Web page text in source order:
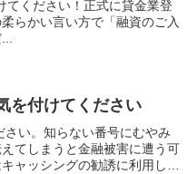
てください！正式に貸金業登
らかい言い方で「融資のご入
を付けてください
い。知らない番号にむやみ
てしまうと金融被害に遭う可
ャッシングの勧誘に利用して